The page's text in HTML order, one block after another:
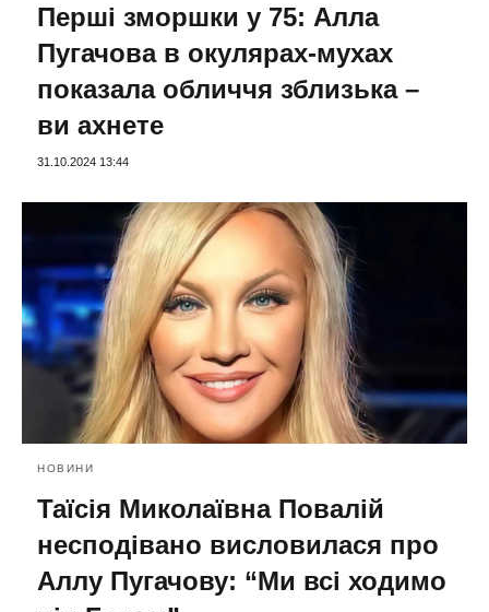
Перші зморшки у 75: Алла
Пугачова в окулярах-мухах
показала обличчя зблизька –
ви ахнете
31.10.2024 13:44
НОВИНИ
Таїсія Миколаївна Повалій
несподівано висловилася про
Аллу Пугачову: “Ми всі ходимо